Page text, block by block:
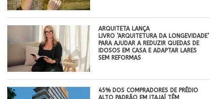
ARQUITETA LANÇA
LIVRO ‘ARQUITETURA DA LONGEVIDADE’
PARA AJUDAR A REDUZIR QUEDAS DE
IDOSOS EM CASA E ADAPTAR LARES
SEM REFORMAS
45% DOS COMPRADORES DE PRÉDIO